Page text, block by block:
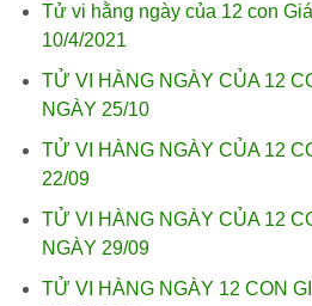
Tử vi hằng ngày của 12 con
10/4/2021
TỬ VI HÀNG NGÀY CỦA 12
NGÀY 25/10
TỬ VI HÀNG NGÀY CỦA 12
22/09
TỬ VI HÀNG NGÀY CỦA 12
NGÀY 29/09
TỬ VI HÀNG NGÀY 12 CON